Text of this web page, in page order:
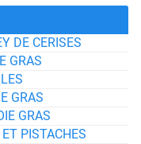
DE CERISES
GRAS
GRAS
GRAS
PISTACHES